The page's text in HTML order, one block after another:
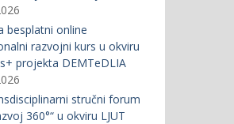
besplatni online
razvojni kurs u okviru
projekta DEMTeDLIA
stručni forum
360°“ u okviru LJUT